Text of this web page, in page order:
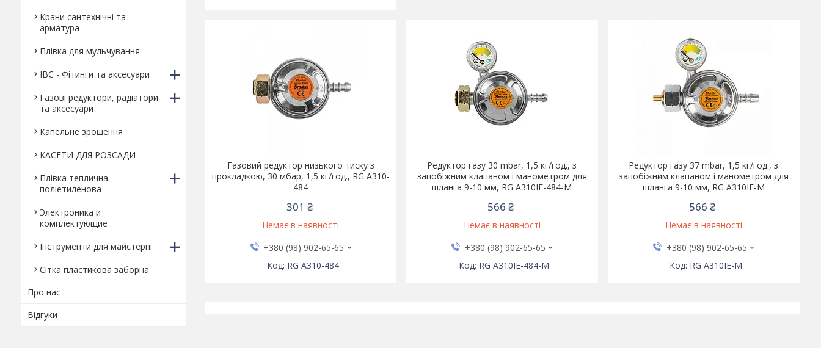
Газовий редуктор низького тиску з
прокладкою, 30 мбар, 1,5 кг/год., RG A310-
484
301 ₴
Немає в наявності
+380 (98) 902-65-65
RG A310-484
Редуктор газу 30 mbar, 1,5 кг/год., з
запобіжним клапаном і манометром для
шланга 9-10 мм, RG A310IE-484-M
566 ₴
Немає в наявності
+380 (98) 902-65-65
RG A310IE-484-M
Редуктор газу 37 mbar, 1,5 кг/год., з
запобіжним клапаном і манометром для
шланга 9-10 мм, RG A310IE-M
566 ₴
Немає в наявності
+380 (98) 902-65-65
RG A310IE-M
Крани сантехнічні та
арматура
Плівка для мульчування
IBC - Фітинги та аксесуари
Газові редуктори, радіатори
та аксесуари
Капельне зрошення
КАСЕТИ ДЛЯ РОЗСАДИ
Плівка теплична
поліетиленова
Электроника и
комплектующие
Інструменти для майстерні
Сітка пластикова заборна
Про нас
Відгуки